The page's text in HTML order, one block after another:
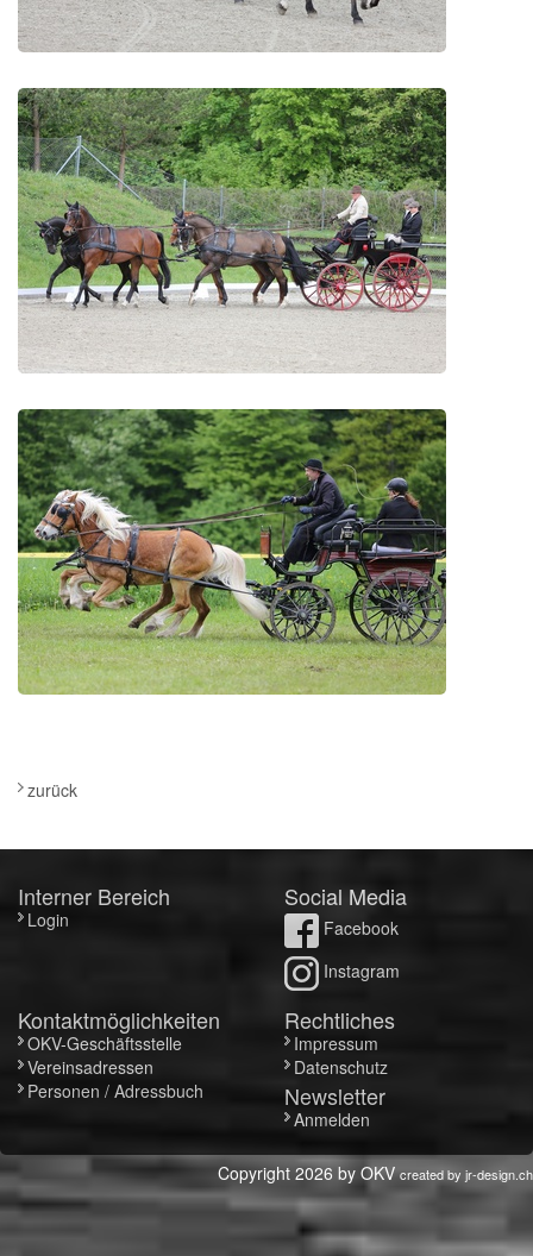
zurück
Interner Bereich
Login
Social Media
Facebook
Instagram
Kontaktmöglichkeiten
OKV-Geschäftsstelle
Vereinsadressen
Personen / Adressbuch
Rechtliches
Impressum
Datenschutz
Newsletter
Anmelden
Copyright 2026 by OKVcreated by jr-design.ch